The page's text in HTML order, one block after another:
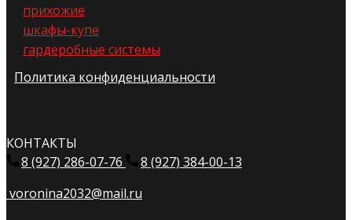
прихожие
шкафы-купе
гардеробные системы
Политика конфиденциальности
КОНТАКТЫ
8 (927) 286-07-76
8 (927) 384-00-13
voronina2032@mail.ru